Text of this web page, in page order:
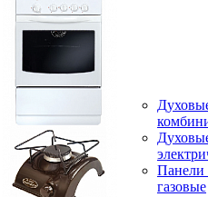
Панели
газовые